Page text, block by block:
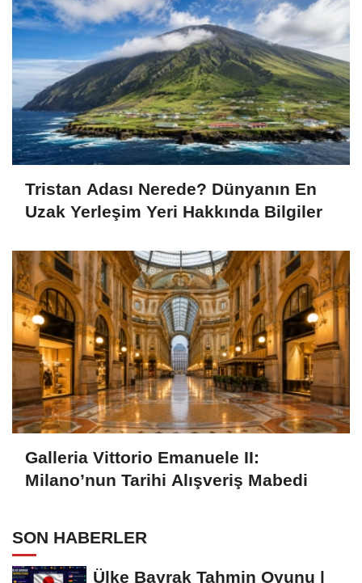
Tristan Adası Nerede? Dünyanın En
Uzak Yerleşim Yeri Hakkında Bilgiler
Galleria Vittorio Emanuele II:
Milano’nun Tarihi Alışveriş Mabedi
SON HABERLER
Ülke Bayrak Tahmin Oyunu |